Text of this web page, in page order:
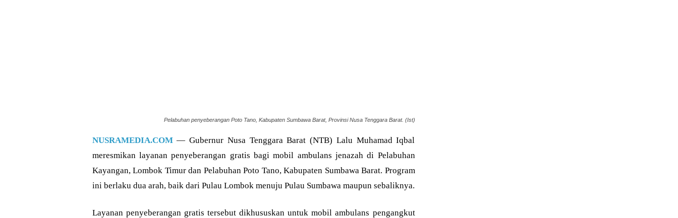
Pelabuhan penyeberangan Poto Tano, Kabupaten Sumbawa Barat, Provinsi Nusa Tenggara Barat. (Ist)
NUSRAMEDIA.COM— Gubernur Nusa Tenggara Barat (NTB) Lalu Muhamad Iqbal
meresmikan layanan penyeberangan gratis bagi mobil ambulans jenazah di Pelabuhan
Kayangan, Lombok Timur dan Pelabuhan Poto Tano, Kabupaten Sumbawa Barat. Program
ini berlaku dua arah, baik dari Pulau Lombok menuju Pulau Sumbawa maupun sebaliknya.
Layanan penyeberangan gratis tersebut dikhususkan untuk mobil ambulans pengangkut